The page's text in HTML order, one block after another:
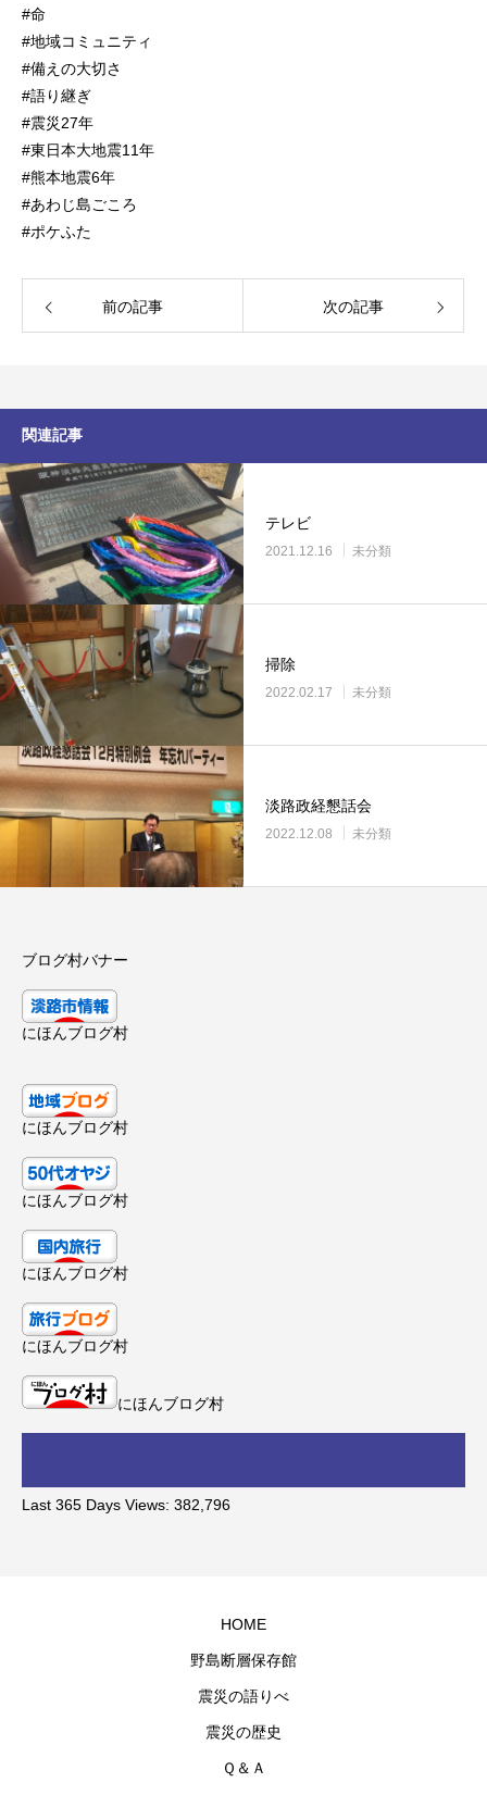
#命
#地域コミュニティ
#備えの大切さ
#語り継ぎ
#震災27年
#東日本大地震11年
#熊本地震6年
#あわじ島ごころ
#ポケふた
前の記事 次の記事
関連記事
テレビ
2021.12.16 未分類
掃除
2022.02.17 未分類
淡路政経懇話会
2022.12.08 未分類
ブログ村バナー
にほんブログ村
にほんブログ村
にほんブログ村
にほんブログ村
にほんブログ村
にほんブログ村
Last 365 Days Views: 382,796
HOME
野島断層保存館
震災の語りべ
震災の歴史
Ｑ＆Ａ